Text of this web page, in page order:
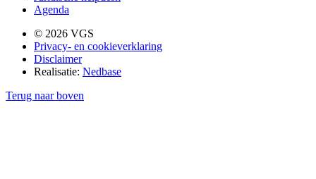
Agenda
© 2026 VGS
Privacy- en cookieverklaring
Disclaimer
Realisatie: Nedbase
Terug naar boven